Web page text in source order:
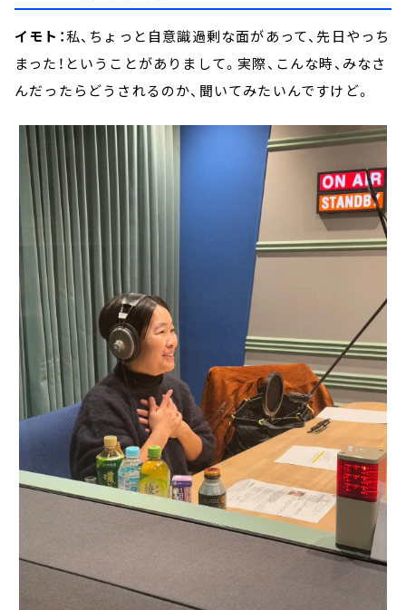
イモト：私、ちょっと自意識過剰な面があって、先日やっち
まった！ということがありまして。実際、こんな時、みなさ
んだったらどうされるのか、聞いてみたいんですけど。